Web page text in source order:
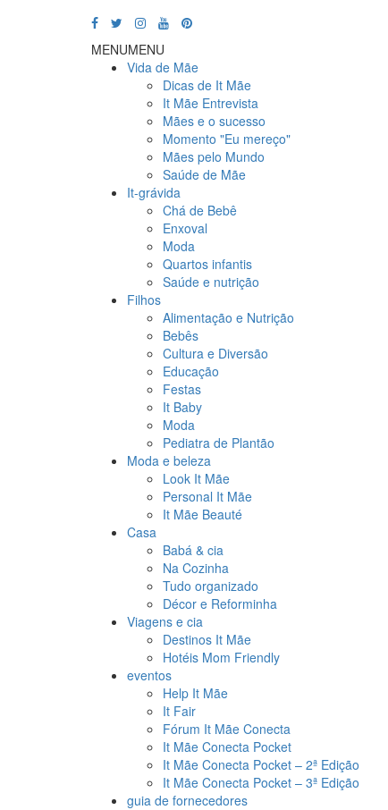
MENUMENU
Vida de Mãe
Dicas de It Mãe
It Mãe Entrevista
Mães e o sucesso
Momento "Eu mereço"
Mães pelo Mundo
Saúde de Mãe
It-grávida
Chá de Bebê
Enxoval
Moda
Quartos infantis
Saúde e nutrição
Filhos
Alimentação e Nutrição
Bebês
Cultura e Diversão
Educação
Festas
It Baby
Moda
Pediatra de Plantão
Moda e beleza
Look It Mãe
Personal It Mãe
It Mãe Beauté
Casa
Babá & cia
Na Cozinha
Tudo organizado
Décor e Reforminha
Viagens e cia
Destinos It Mãe
Hotéis Mom Friendly
eventos
Help It Mãe
It Fair
Fórum It Mãe Conecta
It Mãe Conecta Pocket
It Mãe Conecta Pocket – 2ª Edição
It Mãe Conecta Pocket – 3ª Edição
guia de fornecedores